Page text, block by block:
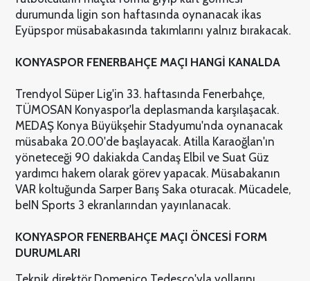
durumunda ligin son haftasında oynanacak ikas
Eyüpspor müsabakasında takımlarını yalnız bırakacak.
KONYASPOR FENERBAHÇE MAÇI HANGİ KANALDA
Trendyol Süper Lig'in 33. haftasında Fenerbahçe,
TÜMOSAN Konyaspor'la deplasmanda karşılaşacak.
MEDAŞ Konya Büyükşehir Stadyumu'nda oynanacak
müsabaka 20.00'de başlayacak. Atilla Karaoğlan'ın
yöneteceği 90 dakiakda Candaş Elbil ve Suat Güz
yardımcı hakem olarak görev yapacak. Müsabakanın
VAR koltuğunda Sarper Barış Saka oturacak. Mücadele,
beIN Sports 3 ekranlarından yayınlanacak.
KONYASPOR FENERBAHÇE MAÇI ÖNCESİ FORM
DURUMLARI